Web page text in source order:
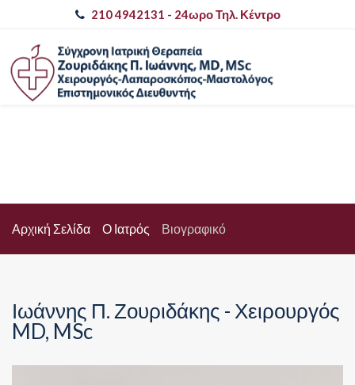
210 4942131 - 24ωρο Τηλ. Κέντρο
Αρχική Σελίδα Ο Ιατρός Βιογραφικό
Ιωάννης Π. Ζουριδάκης - Χειρουργός
MD, MSc